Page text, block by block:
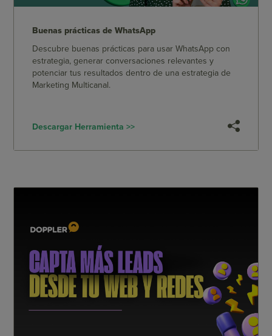
Buenas prácticas de WhatsApp
Descubre buenas prácticas para usar WhatsApp con
estrategia, generar conversaciones relevantes y
potenciar tus resultados dentro de una estrategia de
Marketing Multicanal.
Descargar Herramienta >>